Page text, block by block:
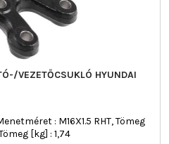
VEZETŐCSUKLÓ HYUNDAI
: M16X1.5 RHT, Tömeg
[kg] : 1,74